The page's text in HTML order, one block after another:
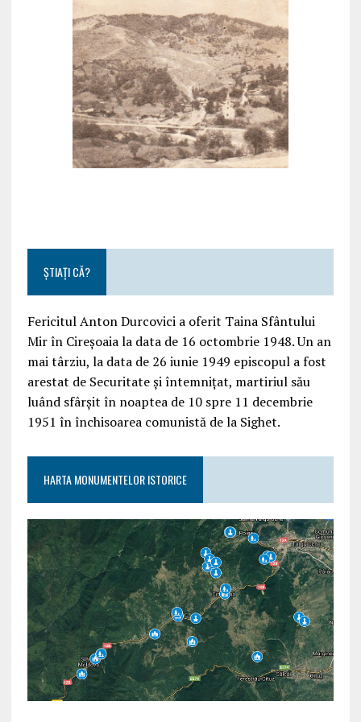
ȘTIAȚI CĂ?
Fericitul Anton Durcovici a oferit Taina Sfântului
Mir în Cireșoaia la data de 16 octombrie 1948. Un an
mai târziu, la data de 26 iunie 1949 episcopul a fost
arestat de Securitate și întemnițat, martiriul său
luând sfârșit în noaptea de 10 spre 11 decembrie
1951 în închisoarea comunistă de la Sighet.
HARTA MONUMENTELOR ISTORICE